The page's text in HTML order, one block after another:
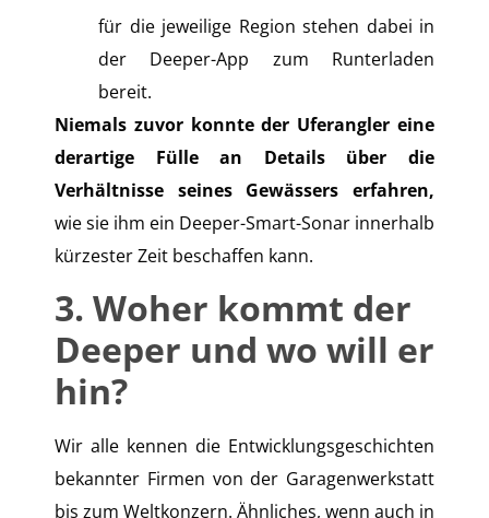
für die jeweilige Region stehen dabei in
der Deeper-App zum Runterladen
bereit.
Niemals zuvor konnte der Uferangler eine
derartige Fülle an Details über die
Verhältnisse seines Gewässers erfahren,
wie sie ihm ein Deeper-Smart-Sonar innerhalb
kürzester Zeit beschaffen kann.
3. Woher kommt der
Deeper und wo will er
hin?
Wir alle kennen die Entwicklungsgeschichten
bekannter Firmen von der Garagenwerkstatt
bis zum Weltkonzern. Ähnliches, wenn auch in